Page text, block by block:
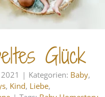
Glück
| Kategorien: Baby,
, Kind, Liebe,